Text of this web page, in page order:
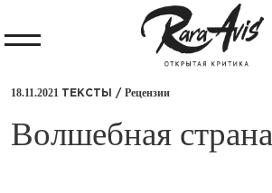
18.11.2021 ТЕКСТЫ / Рецензии
​Волшебная страна